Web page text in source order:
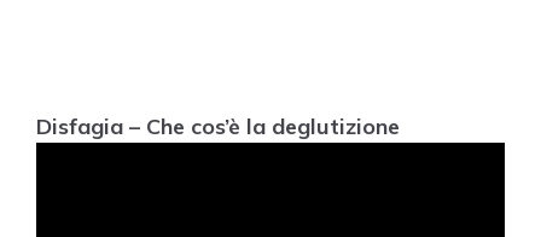
Disfagia – Che cos’è la deglutizione